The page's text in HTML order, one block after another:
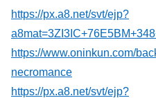
https://px.a8.net/svt/ejp?
https://www.oninkun.com/
necromance
https://px.a8.net/svt/ejp?